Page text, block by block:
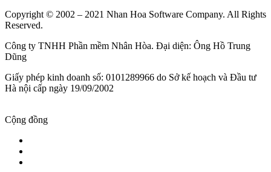
Copyright © 2002 – 2021 Nhan Hoa Software Company. All Rights
Reserved.
Công ty TNHH Phần mềm Nhân Hòa. Đại diện: Ông Hồ Trung
Dũng
Giấy phép kinh doanh số: 0101289966 do Sở kế hoạch và Đầu tư
Hà nội cấp ngày 19/09/2002
Cộng đồng